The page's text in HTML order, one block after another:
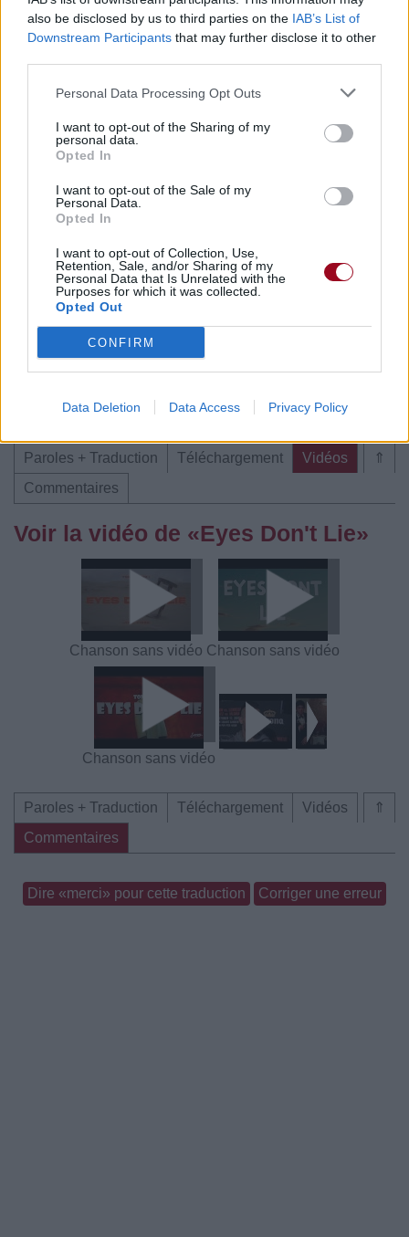
also be disclosed by us to third parties on the IAB’s List of
Downstream Participants that may further disclose it to other
Personal Data Processing Opt Outs
I want to opt-out of the Sharing of my
personal data.
Opted In
I want to opt-out of the Sale of my
Personal Data.
Opted In
I want to opt-out of Collection, Use,
Retention, Sale, and/or Sharing of my
Personal Data that Is Unrelated with the
Purposes for which it was collected.
Opted Out
CONFIRM
Data Deletion Data Access Privacy Policy
Albums : Eyes Don't Lie [Single]
Commentaires
Pour prolonger le plaisir musical :
Vous aimez chanter, apprenez la guitare chez
Télécharger légalement les MP3 sur
Télécharger légalement les MP3 ou trouver le CD sur
Trouver des vinyles et des CD sur
Trouver un instrument de musique ou une partition au
⇑
Paroles + Traduction Téléchargement
Vidéos
Commentaires
Voir la vidéo de «Eyes Don't Lie»
Chanson sans vidéo Chanson sans vidéo
Chanson sans vidéo
⇑
Paroles + Traduction Téléchargement
Vidéos
Commentaires
Dire «merci» pour cette traduction Corriger une erreur